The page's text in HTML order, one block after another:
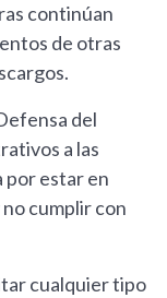
continúan
de otras
del
a las
por estar en
cumplir con
cualquier tipo